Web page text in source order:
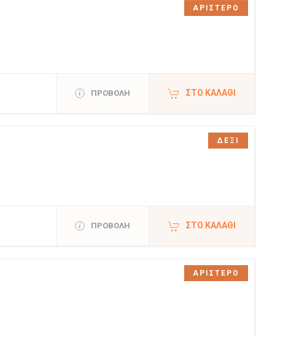
ΠΡΟΒΟΛΗ ΣΤΟ ΚΑΛΆΘΙ
ΑΡΙΣΤΕΡΟ
ΠΡΟΒΟΛΗ ΣΤΟ ΚΑΛΆΘΙ
ΔΕΞΙ
ΑΡΙΣΤΕΡΟ